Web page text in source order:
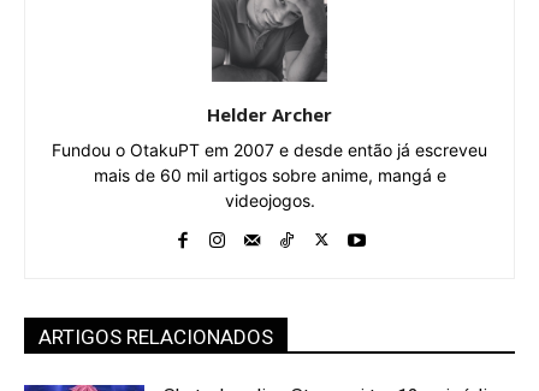
Helder Archer
Fundou o OtakuPT em 2007 e desde então já escreveu
mais de 60 mil artigos sobre anime, mangá e
videojogos.
ARTIGOS RELACIONADOS